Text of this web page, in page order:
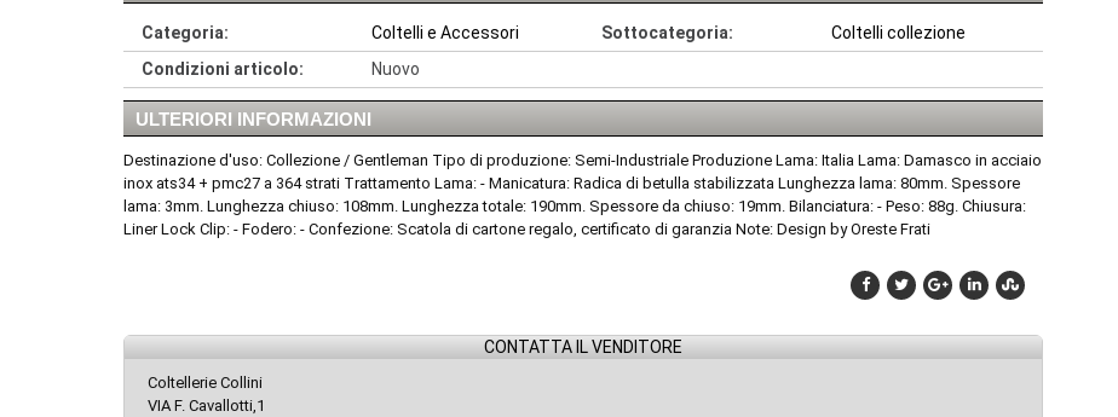
Categoria: Coltelli e Accessori Sottocategoria:
Coltelli collezione
Condizioni articolo:
Nuovo
ULTERIORI INFORMAZIONI
Destinazione d'uso: Collezione / Gentleman Tipo di produzione: Semi-Industriale Produzione Lama: Italia Lama: Damasco in acciaio
inox ats34 + pmc27 a 364 strati Trattamento Lama: - Manicatura: Radica di betulla stabilizzata Lunghezza lama: 80mm. Spessore
lama: 3mm. Lunghezza chiuso: 108mm. Lunghezza totale: 190mm. Spessore da chiuso: 19mm. Bilanciatura: - Peso: 88g. Chiusura:
Liner Lock Clip: - Fodero: - Confezione: Scatola di cartone regalo, certificato di garanzia Note: Design by Oreste Frati
CONTATTA IL VENDITORE
Coltellerie Collini
VIA F. Cavallotti,1